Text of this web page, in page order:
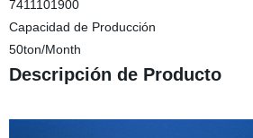
7411101900
Capacidad de Producción
50ton/Month
Descripción de Producto